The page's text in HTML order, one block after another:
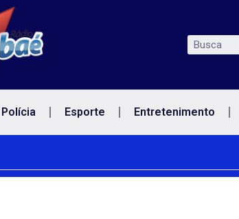
Polícia Esporte Entretenimento